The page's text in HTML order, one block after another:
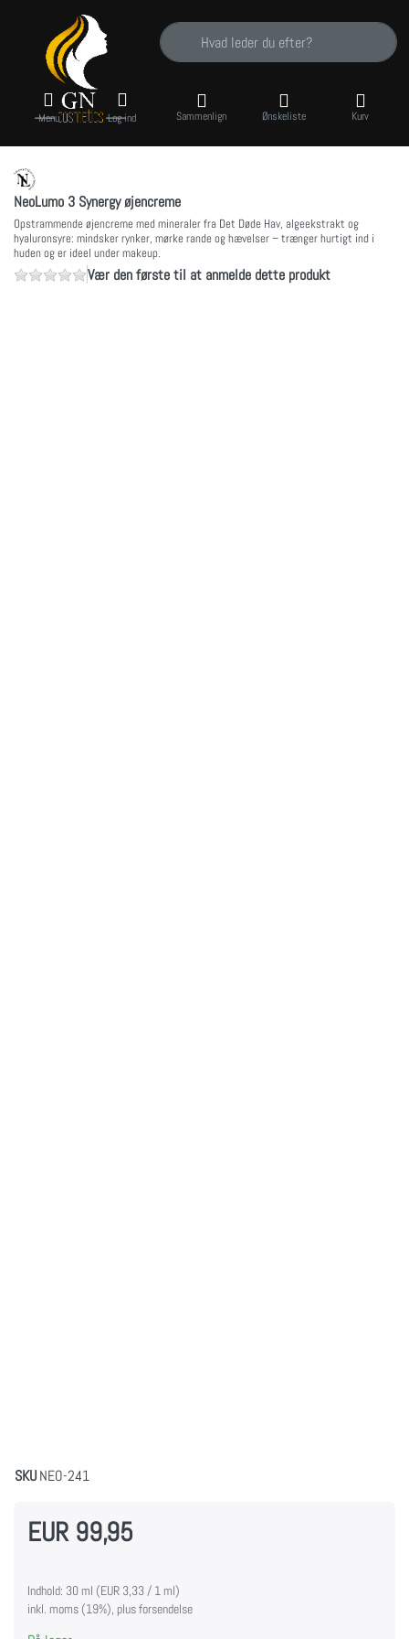
Indtast et søgeord. De første resultater
Menu Log ind Sammenlign Ønskeliste Kurv
NeoLumo 3 Synergy øjencreme
Opstrammende øjencreme med mineraler fra Det Døde Hav, algeekstrakt og
hyaluronsyre: mindsker rynker, mørke rande og hævelser – trænger hurtigt ind i
huden og er ideel under makeup.
Vær den første til at anmelde dette produkt
SKUNEO-241
EUR 99,95
Indhold: 30 ml (EUR 3,33 / 1 ml)
inkl. moms (19%), plus forsendelse